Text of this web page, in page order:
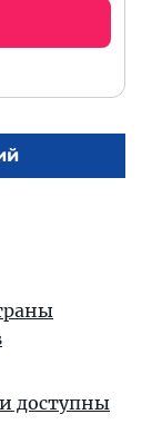
доступны